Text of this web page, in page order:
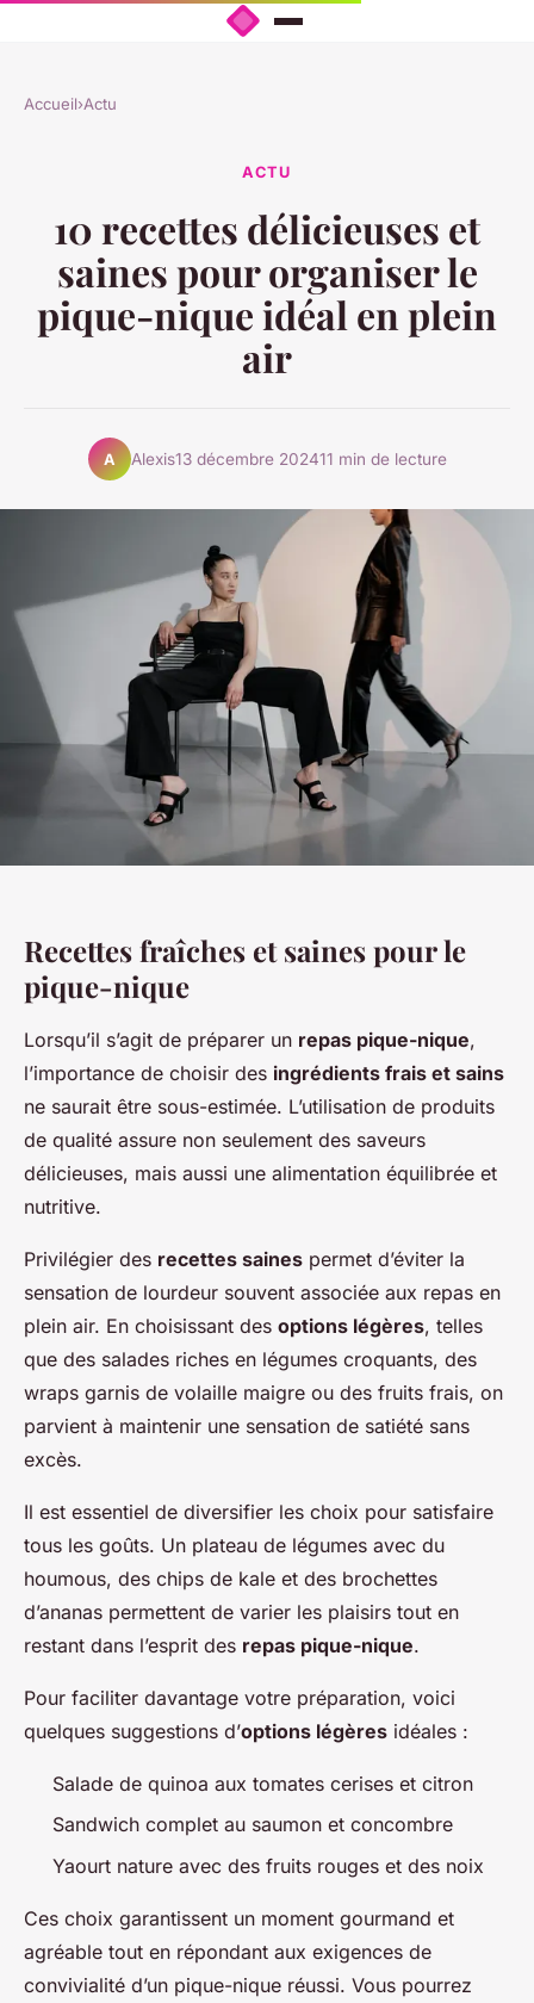
Accueil›Actu
ACTU
10 recettes délicieuses et
saines pour organiser le
pique-nique idéal en plein
air
A Alexis13 décembre 202411 min de lecture
Recettes fraîches et saines pour le
pique-nique
Lorsqu’il s’agit de préparer un repas pique-nique,
l’importance de choisir des ingrédients frais et sains
ne saurait être sous-estimée. L’utilisation de produits
de qualité assure non seulement des saveurs
délicieuses, mais aussi une alimentation équilibrée et
nutritive.
Privilégier des recettes saines permet d’éviter la
sensation de lourdeur souvent associée aux repas en
plein air. En choisissant des options légères, telles
que des salades riches en légumes croquants, des
wraps garnis de volaille maigre ou des fruits frais, on
parvient à maintenir une sensation de satiété sans
excès.
Il est essentiel de diversifier les choix pour satisfaire
tous les goûts. Un plateau de légumes avec du
houmous, des chips de kale et des brochettes
d’ananas permettent de varier les plaisirs tout en
restant dans l’esprit des repas pique-nique.
Pour faciliter davantage votre préparation, voici
quelques suggestions d’options légères idéales :
Salade de quinoa aux tomates cerises et citron
Sandwich complet au saumon et concombre
Yaourt nature avec des fruits rouges et des noix
Ces choix garantissent un moment gourmand et
agréable tout en répondant aux exigences de
convivialité d’un pique-nique réussi. Vous pourrez